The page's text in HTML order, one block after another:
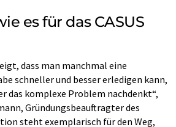
es für das CASUS
dass man manchmal eine
schneller und besser erledigen kann,
das komplexe Problem nachdenkt“,
Gründungsbeauftragter des
steht exemplarisch für den Weg,